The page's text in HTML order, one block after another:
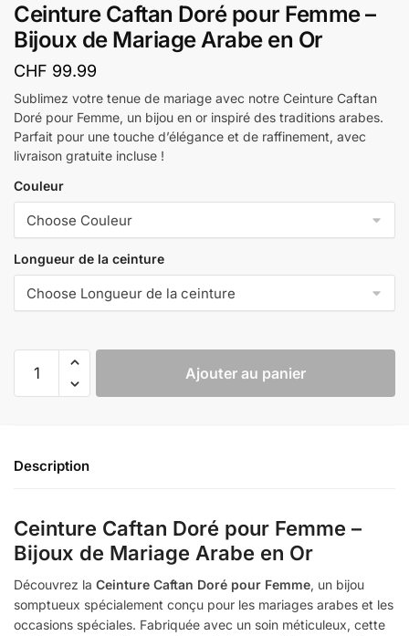
Ceinture Caftan Doré pour Femme –
Bijoux de Mariage Arabe en Or
CHF 99.99
Sublimez votre tenue de mariage avec notre Ceinture Caftan
Doré pour Femme, un bijou en or inspiré des traditions arabes.
Parfait pour une touche d’élégance et de raffinement, avec
livraison gratuite incluse !
Couleur
Longueur de la ceinture
pour
Bijoux
de
Mariage
Arabe
en
Ajouter au panier
Description
Ceinture Caftan Doré pour Femme –
Bijoux de Mariage Arabe en Or
Découvrez la Ceinture Caftan Doré pour Femme, un bijou
somptueux spécialement conçu pour les mariages arabes et les
occasions spéciales. Fabriquée avec un soin méticuleux, cette